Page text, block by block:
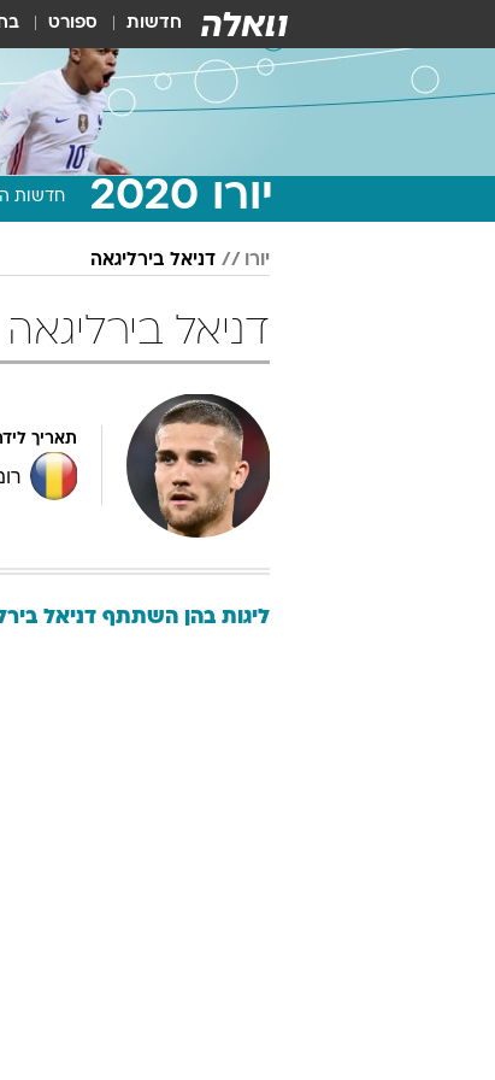
חדשות ספורט
יורו 2020 חדשות
יורו דניאל בירליגאה
דניאל בירליגאה
תאריך
ליגות בהן השתתף דניאל